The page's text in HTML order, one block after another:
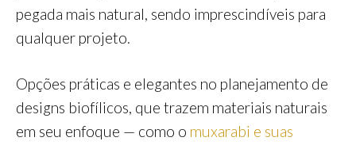
pegada mais natural, sendo imprescindíveis para
qualquer projeto.
Opções práticas e elegantes no planejamento de
designs biofílicos, que trazem materiais naturais
em seu enfoque — como o muxarabi e suas